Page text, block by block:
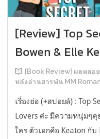
[Review] Top
Bowen & Elle
[Book Review] ผลพลอ
หลังอ่านสารพัน MM
เรื่องย่อ (+สปอยล์) : Top
Lovers ค่ะ มีความหนุ่มๆ
ใคร ตัวเอกคือ Keaton กั